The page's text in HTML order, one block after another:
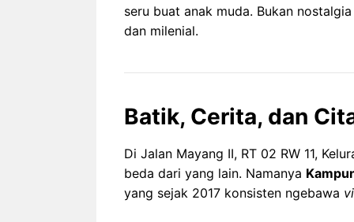
seru buat anak muda. Bukan
dan milenial.
Batik, Cerita, dan
Di Jalan Mayang II, RT 02 RW 11,
beda dari yang lain. Namanya
yang sejak 2017 konsisten ngebawa